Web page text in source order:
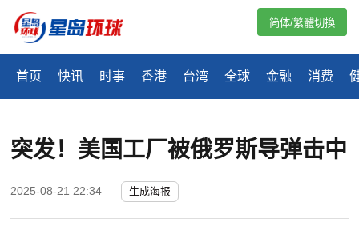
首页 快讯 时事 香港 台湾 全球 金融 消费
简体/繁體切換
突发！美国工厂被俄罗斯导弹击中
2025-08-21 22:34 生成海报